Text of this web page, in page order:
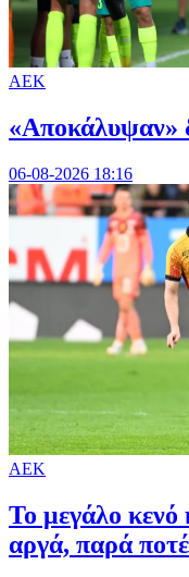
ΑΕΚ
«Αποκάλυψαν»
06-08-2026 18:16
ΑΕΚ
Το μεγάλο κενό
αργά, παρά